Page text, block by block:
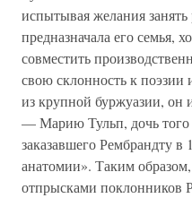
испытывая желания
предназначала его семья,
совместить
свою склонность к поэзии
из крупной буржуазии, он
— Марию Тульп, дочь того
заказавшего Рембрандту в
анатомии». Таким
отпрысками поклонников